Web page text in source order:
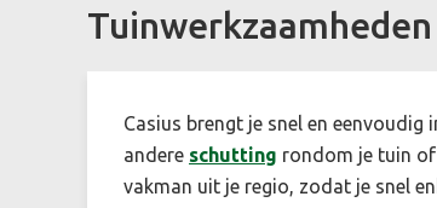
Casius brengt je snel en
andere schutting rondom je tuin
vakman uit je regio, zodat je snel